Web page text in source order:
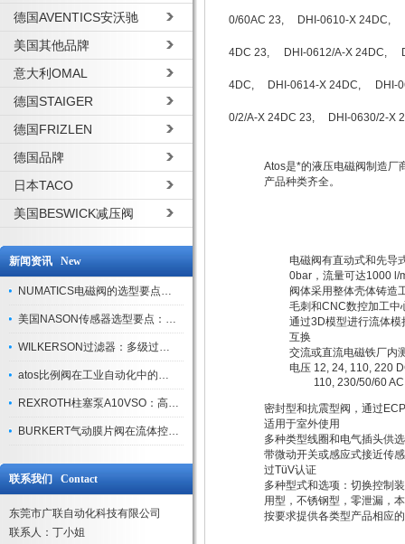
德国AVENTICS安沃驰
美国其他品牌
意大利OMAL
德国STAIGER
德国FRIZLEN
德国品牌
日本TACO
美国BESWICK减压阀
新闻资讯 New
NUMATICS电磁阀的选型要点与使用注意事项
美国NASON传感器选型要点：精度、量程与接口适配指南
WILKERSON过滤器：多级过滤技术，适配多行业净化需求
atos比例阀在工业自动化中的关键应用
REXROTH柱塞泵A10VSO：高效液压系统的核心组件
BURKERT气动膜片阀在流体控制中的应用
联系我们 Contact
东莞市广联自动化科技有限公司
联系人：丁小姐
0/60AC 23, DHI-0610-X 24DC,
4DC 23, DHI-0612/A-X 24DC,
4DC, DHI-0614-X 24DC, DHI-
0/2/A-X 24DC 23, DHI-0630/2-X
Atos是*的液压电磁阀制造厂
产品种类齐全。
电磁阀有直动式和先导
0bar，流量可达1000 l/
阀体采用整体壳体铸造
毛刺和CNC数控加工中
通过3D模型进行流体模
互换
交流或直流电磁铁厂内
电压 12, 24, 110, 220
110, 230/50/60 AC
密封型和抗震型阀，通过
适用于室外使用
多种类型线圈和电气插头供
带微动开关或感应式接近传
过TüV认证
多种型式和选项：切换控制
用型，不锈钢型，零泄漏，
按要求提供各类型产品相应